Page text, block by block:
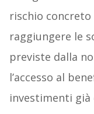
rischio
raggiungere le
previste dalla
l’accesso al
investimenti